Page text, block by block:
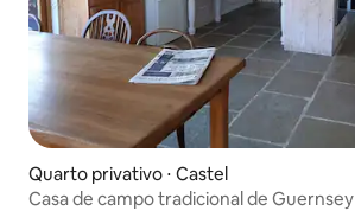
Quarto privativo ⋅ Castel
Casa de campo tradicional de Guernsey